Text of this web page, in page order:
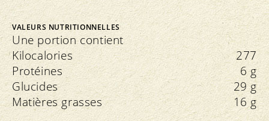
VALEURS NUTRITIONNELLES
Une portion contient
Kilocalories
277
Protéines
6 g
Glucides
29 g
Matières grasses
16 g